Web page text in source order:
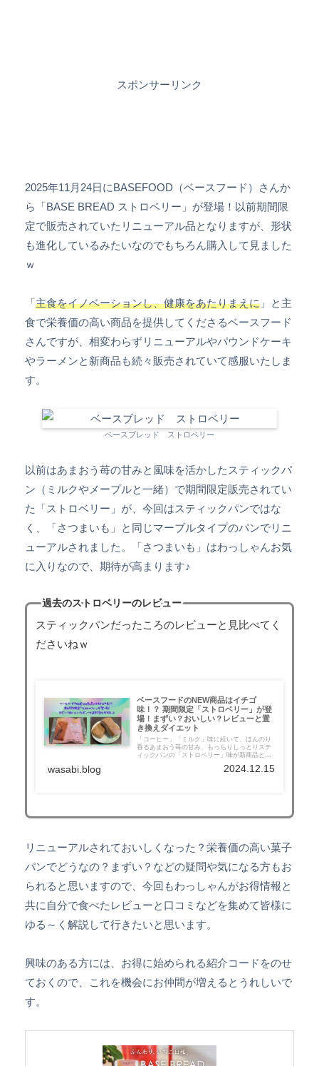
スポンサーリンク
2025年11月24日にBASEFOOD（ベースフード）さんか
ら「BASE BREAD ストロベリー」が登場！以前期間限
定で販売されていたリニューアル品となりますが、形状
も進化しているみたいなのでもちろん購入して見ました
ｗ
「主食をイノベーションし、健康をあたりまえに 」と主
食で栄養価の高い商品を提供してくださるベースフード
さんですが、相変わらずリニューアルやパウンドケーキ
やラーメンと新商品も続々販売されていて感服いたしま
す。
ベースブレッド ストロベリー
以前はあまおう苺の甘みと風味を活かしたスティックパ
ン（ミルクやメープルと一緒）で期間限定販売されてい
た「ストロベリー」が、今回はスティックパンではな
く、「さつまいも」と同じマーブルタイプのパンでリニ
ューアルされました。「さつまいも」はわっしゃんお気
に入りなので、期待が高まります♪
過去のストロベリーのレビュー
スティックパンだったころのレビューと見比べてく
ださいねｗ
ベースフードのNEW商品はイチゴ
味！？ 期間限定「ストロベリー」が登
場！まずい？おいしい？レビューと置
き換えダイエット
「コーヒー」「ミルク」味に続いて、ほんのり
香るあまおう苺の甘み、もっちりしっとりステ
ィックパンの「ストロベリー」味が新商品とし
新しい商品に興味があるけど、どこで買えばい
wasabi.blog 2024.12.15
リニューアルされておいしくなった？栄養価の高い菓子
パンでどうなの？まずい？などの疑問や気になる方もお
られると思いますので、今回もわっしゃんがお得情報と
共に自分で食べたレビューと口コミなどを集めて皆様に
ゆる～く解説して行きたいと思います。
興味のある方には、お得に始められる紹介コードをのせ
ておくので、これを機会にお仲間が増えるとうれしいで
す。